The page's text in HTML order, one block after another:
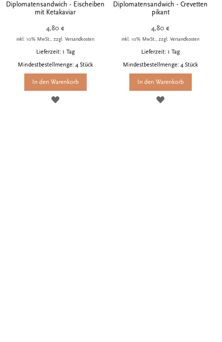
Diplomatensandwich - Eischeiben
mit Ketakaviar
4,80 €
inkl. 10% MwSt., zzgl. Versandkosten
Lieferzeit: 1 Tag
Mindestbestellmenge: 4 Stück
In den Warenkorb
ZUR
Diplomatensandwich - Crevetten
pikant
4,80 €
inkl. 10% MwSt., zzgl. Versandkosten
Lieferzeit: 1 Tag
Mindestbestellmenge: 4 Stück
In den Warenkorb
ZUR